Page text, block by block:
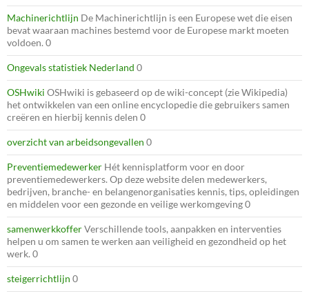
Machinerichtlijn De Machinerichtlijn is een Europese wet die eisen
bevat waaraan machines bestemd voor de Europese markt moeten
voldoen. 0
Ongevals statistiek Nederland 0
OSHwiki OSHwiki is gebaseerd op de wiki-concept (zie Wikipedia)
het ontwikkelen van een online encyclopedie die gebruikers samen
creëren en hierbij kennis delen 0
overzicht van arbeidsongevallen 0
Preventiemedewerker Hét kennisplatform voor en door
preventiemedewerkers. Op deze website delen medewerkers,
bedrijven, branche- en belangenorganisaties kennis, tips, opleidingen
en middelen voor een gezonde en veilige werkomgeving 0
samenwerkkofferVerschillende tools, aanpakken en interventies
helpen u om samen te werken aan veiligheid en gezondheid op het
werk. 0
steigerrichtlijn 0